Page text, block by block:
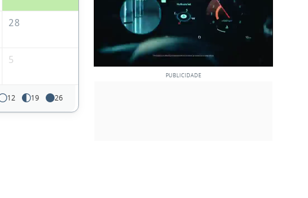
28
5
12 19 26